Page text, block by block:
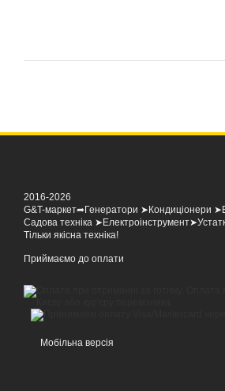
2016-2026
G&T-маркет➦Генератори ➤Кондиціонери
Садова техніка
Тільки якісна техніка!
Приймаємо до оплати
Мобільна версія